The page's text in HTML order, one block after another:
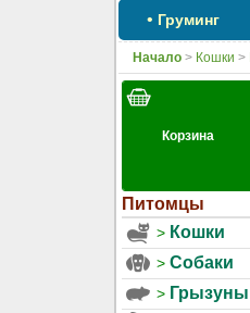
• Груминг
Начало> Кошки >
Питомцы
Кошки
Собаки
Грызуны